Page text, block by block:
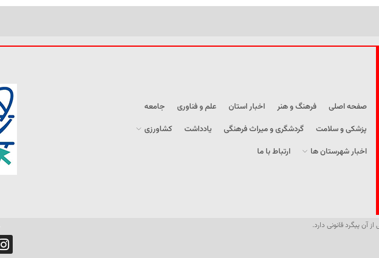
صفحه اصلی فرهنگ و هنر اخبار استان علم و فناوری
جامعه
پزشکی و سلامت
گردشگری و میراث فرهنگی یادداشت
کشاورزی
اخبار شهرستان ها
ارتباط با ما
آن پیگرد قانونی دارد.